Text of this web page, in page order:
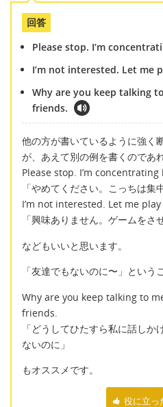
回答
Please stop. I’m
I’m not interested. Let me
Why are you keep talking
friends.
他の方が書いているように強く
が、あえて別の例を書くのであ
Please stop. I’m concentrating
「やめてください。こっちは集
I’m not interested. Let me
「興味ありません。ゲームをさ
などもいいと思います。
「友達でもないのに〜」という
Why are you keep talking to
friends.
「どうしてひたすら私に話し
ないのに」
もオススメです。
役に立っ